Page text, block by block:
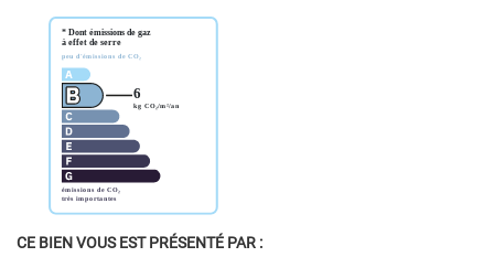
CE BIEN VOUS EST PRÉSENTÉ PAR :